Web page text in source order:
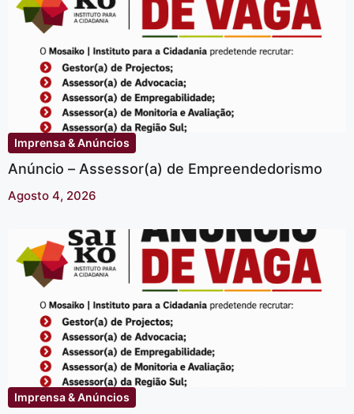
Imprensa & Anúncios
Anúncio – Assessor(a) de Empreendedorismo
Agosto 4, 2026
Imprensa & Anúncios